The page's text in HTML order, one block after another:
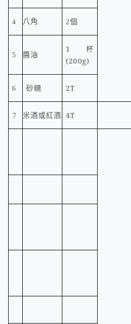
4 八角 2個
5 醬油
1
杯
(200g)
6 砂糖 2T
7 米酒或紅酒 4T